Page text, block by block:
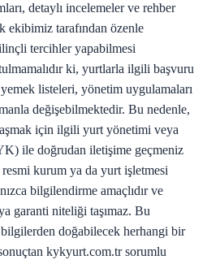
detaylı incelemeler ve rehber
ekibimiz tarafından özenle
tercihler yapabilmesi
ki, yurtlarla ilgili başvuru
listeleri, yönetim uygulamaları
değişebilmektedir. Bu nedenle,
için ilgili yurt yönetimi veya
ile doğrudan iletişime geçmeniz
kurum ya da yurt işletmesi
bilgilendirme amaçlıdır ve
garanti niteliği taşımaz. Bu
doğabilecek herhangi bir
kykyurt.com.tr sorumlu